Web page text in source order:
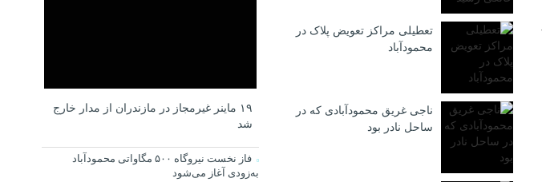
تعطیلی مراکز تعویض پلاک در
محمودآباد
ناجی غریق محمودآبادی که در
ساحل نادر بود
۱۹ ماینر غیرمجاز در مازندران از مدار خارج
شد
فاز نخست نیروگاه ۵۰۰ مگاواتی محمودآباد
به‌زودی آغاز می‌شود